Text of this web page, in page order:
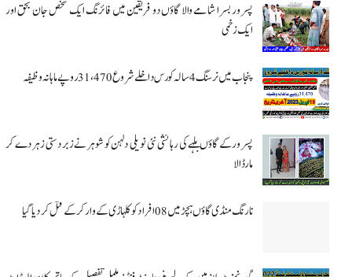
پسرور بسرا شامے والا گاؤں دو فریقین میں فائرنگ ایک شخص جان بحق اور
ایک زخمی
پنجاب میں نرسنگ 4 سالہ کورس داخلے شروع 31،470 روپے ماہانہ وظیفہ
پسرور کے گاؤں بلہے کی رہائشی نئی نویلی دلہن کو شوہر نے زبردستی زہر دے کر
مار ڈالا
نارنگ منڈی گاؤں ہچڑ میں 08 افراد کو کلہاڑی کے وار کر کے قتل کر دیا گیا